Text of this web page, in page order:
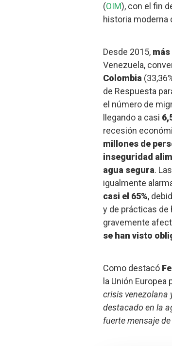
(OIM), con el fin
historia moderna
Desde 2015,
Venezuela,
Colombia
de Respuesta
el número de
llegando a casi
recesión
millones de
inseguridad
agua segura.
igualmente
casi el 65%,
y de prácticas de
gravemente
se han visto
Como destacó
la Unión
crisis venezolana
destacado en la
fuerte mensaje